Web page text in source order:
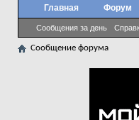
Главная Форум
Сообщения за день
Сообщение форума